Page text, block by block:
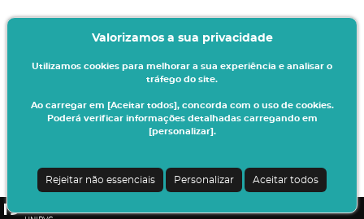
sua matrícula/inscrição no presente ano letivo.
Todos os dados introduzidos serão da sua responsabilidade.
Valorizamos a sua privacidade
Utilizamos cookies para melhorar a sua experiência e analisar o
tráfego do site.
Ao carregar em [Aceitar todos], concorda com o uso de cookies.
Poderá verificar informações detalhadas carregando em
[personalizar].
Rejeitar não essenciais Personalizar Aceitar todos